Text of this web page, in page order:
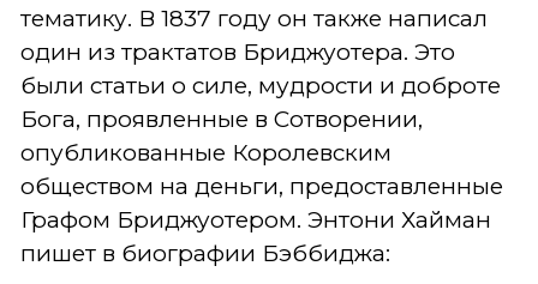
тематику. В 1837 году он также написал
один из трактатов Бриджуотера. Это
были статьи о силе, мудрости и доброте
Бога, проявленные в Сотворении,
опубликованные Королевским
обществом на деньги, предоставленные
Графом Бриджуотером. Энтони Хайман
пишет в биографии Бэббиджа: